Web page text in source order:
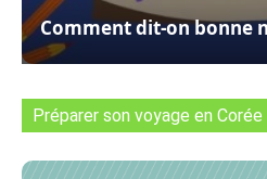
Comment dit-on bonne
Préparer son voyage en Corée